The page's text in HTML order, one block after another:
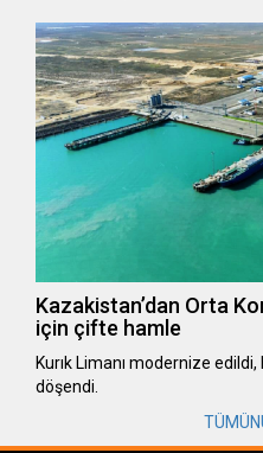
Kazakistan’dan Orta
için çifte hamle
Kurık Limanı modernize
döşendi.